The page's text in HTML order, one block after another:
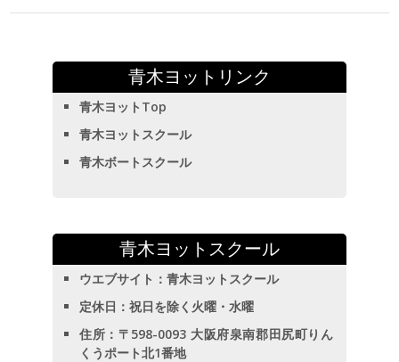
青木ヨットリンク
青木ヨットTop
青木ヨットスクール
青木ボートスクール
青木ヨットスクール
ウエブサイト： 青木ヨットスクール
定休日 ：祝日を除く火曜・水曜
住所 ：〒598-0093 大阪府泉南郡田尻町りん
くうポート北1番地